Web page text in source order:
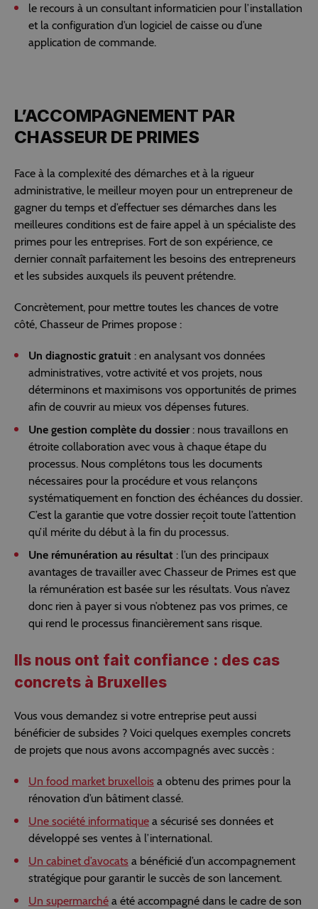
le recours à un consultant informaticien pour l’installation
et la configuration d’un logiciel de caisse ou d’une
application de commande.
L’ACCOMPAGNEMENT PAR
CHASSEUR DE PRIMES
Face à la complexité des démarches et à la rigueur
administrative, le meilleur moyen pour un entrepreneur de
gagner du temps et d’effectuer ses démarches dans les
meilleures conditions est de faire appel à un spécialiste des
primes pour les entreprises. Fort de son expérience, ce
dernier connaît parfaitement les besoins des entrepreneurs
et les subsides auxquels ils peuvent prétendre.
Concrètement, pour mettre toutes les chances de votre
côté, Chasseur de Primes propose :
Un diagnostic gratuit : en analysant vos données
administratives, votre activité et vos projets, nous
déterminons et maximisons vos opportunités de primes
afin de couvrir au mieux vos dépenses futures.
Une gestion complète du dossier: nous travaillons en
étroite collaboration avec vous à chaque étape du
processus. Nous complétons tous les documents
nécessaires pour la procédure et vous relançons
systématiquement en fonction des échéances du dossier.
C’est la garantie que votre dossier reçoit toute l’attention
qu’il mérite du début à la fin du processus.
Une rémunération au résultat : l’un des principaux
avantages de travailler avec Chasseur de Primes est que
la rémunération est basée sur les résultats. Vous n’avez
donc rien à payer si vous n’obtenez pas vos primes, ce
qui rend le processus financièrement sans risque.
Ils nous ont fait confiance : des cas
concrets à Bruxelles
Vous vous demandez si votre entreprise peut aussi
bénéficier de subsides ? Voici quelques exemples concrets
de projets que nous avons accompagnés avec succès :
Un food market bruxellois a obtenu des primes pour la
rénovation d’un bâtiment classé.
Une société informatique a sécurisé ses données et
développé ses ventes à l’international.
Un cabinet d’avocats a bénéficié d’un accompagnement
stratégique pour garantir le succès de son lancement.
Un supermarché a été accompagné dans le cadre de son